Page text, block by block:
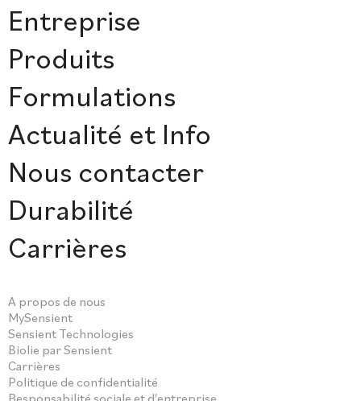
Entreprise
Produits
Formulations
Actualité et Info
Nous contacter
Durabilité
Carrières
A propos de nous
MySensient
Sensient Technologies
Biolie par Sensient
Carrières
Politique de confidentialité